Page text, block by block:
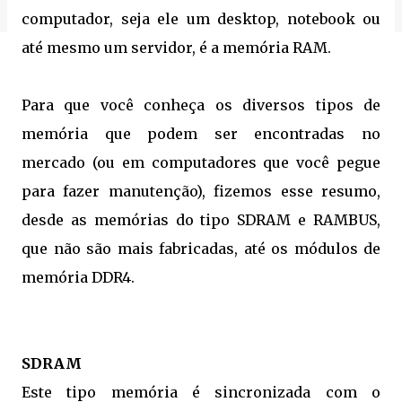
computador, seja ele um desktop, notebook ou
até mesmo um servidor, é a memória RAM.
Para que você conheça os diversos tipos de
memória que podem ser encontradas no
mercado (ou em computadores que você pegue
para fazer manutenção), fizemos esse resumo,
desde as memórias do tipo SDRAM e RAMBUS,
que não são mais fabricadas, até os módulos de
memória DDR4.
SDRAM
Este tipo memória é sincronizada com o